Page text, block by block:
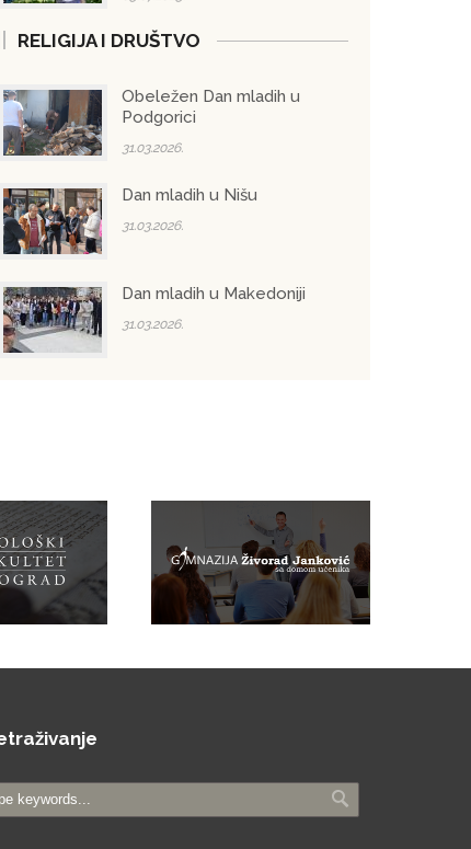
RELIGIJA I DRUŠTVO
Obeležen Dan mladih u
Podgorici
31.03.2026.
Dan mladih u Nišu
31.03.2026.
Dan mladih u Makedoniji
31.03.2026.